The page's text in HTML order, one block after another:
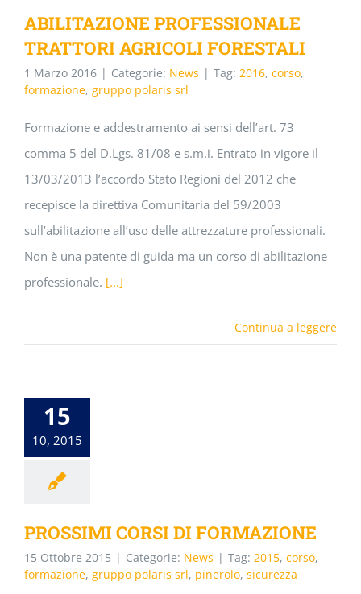
ABILITAZIONE PROFESSIONALE
TRATTORI AGRICOLI FORESTALI
1 Marzo 2016 | Categorie: News | Tag: 2016, corso,
formazione, gruppo polaris srl
Formazione e addestramento ai sensi dell’art. 73
comma 5 del D.Lgs. 81/08 e s.m.i. Entrato in vigore il
13/03/2013 l’accordo Stato Regioni del 2012 che
recepisce la direttiva Comunitaria del 59/2003
sull’abilitazione all’uso delle attrezzature professionali.
Non è una patente di guida ma un corso di abilitazione
professionale. [...]
Continua a leggere
15
10, 2015
PROSSIMI CORSI DI FORMAZIONE
15 Ottobre 2015 | Categorie: News | Tag: 2015, corso,
formazione, gruppo polaris srl, pinerolo, sicurezza